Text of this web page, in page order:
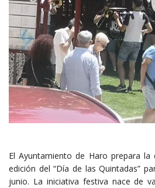
El Ayuntamiento de Haro prepara la
edición del “Día de las Quintadas”
junio. La iniciativa festiva nace de